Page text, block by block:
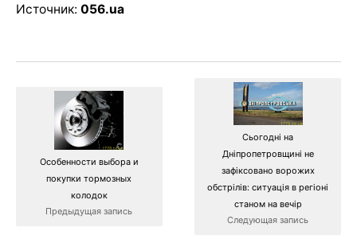
Источник: 056.ua
Особенности выбора и
покупки тормозных
колодок
Предыдущая запись
Сьогодні на
Дніпропетровщині не
зафіксовано ворожих
обстрілів: ситуація в регіоні
станом на вечір
Следующая запись